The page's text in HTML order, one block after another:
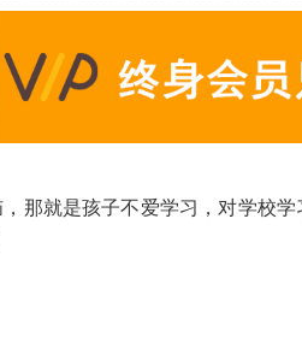
那就是孩子不爱学习，对学校